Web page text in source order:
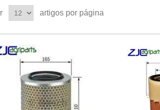
artigos por página